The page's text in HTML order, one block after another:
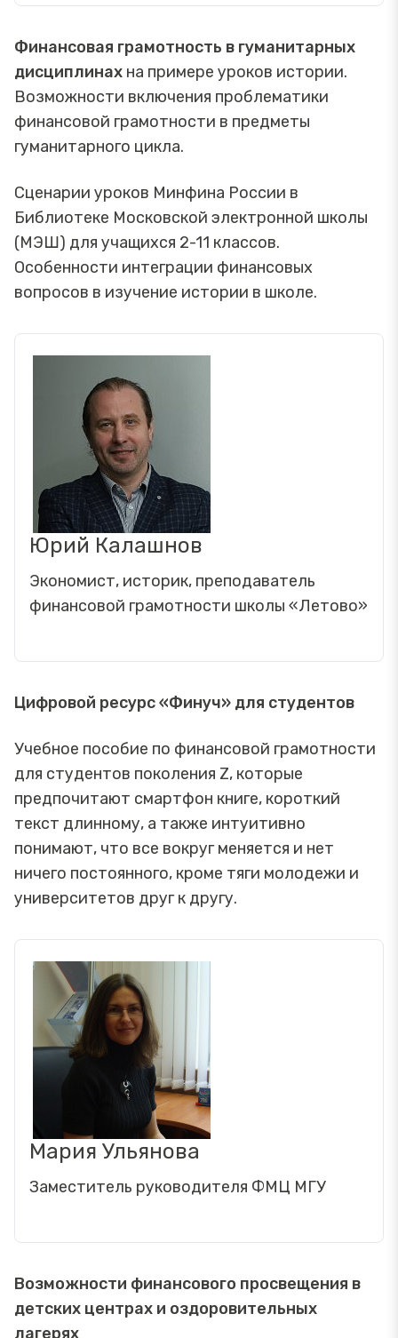
Финансовая грамотность в гуманитарных
дисциплинах на примере уроков истории.
Возможности включения проблематики
финансовой грамотности в предметы
гуманитарного цикла.
Сценарии уроков Минфина России в
Библиотеке Московской электронной школы
(МЭШ) для учащихся 2-11 классов.
Особенности интеграции финансовых
вопросов в изучение истории в школе.
Юрий Калашнов
Экономист, историк, преподаватель
финансовой грамотности школы «Летово»
Цифровой ресурс «Финуч» для студентов
Учебное пособие по финансовой грамотности
для студентов поколения Z, которые
предпочитают смартфон книге, короткий
текст длинному, а также интуитивно
понимают, что все вокруг меняется и нет
ничего постоянного, кроме тяги молодежи и
университетов друг к другу.
Мария Ульянова
Заместитель руководителя ФМЦ МГУ
Возможности финансового просвещения в
детских центрах и оздоровительных
лагерях